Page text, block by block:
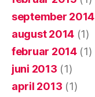
september 2014
august 2014 (1)
februar 2014(1)
juni 2013 (1)
april 2013 (1)